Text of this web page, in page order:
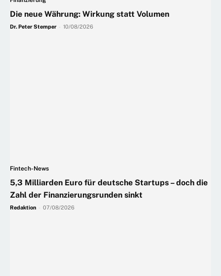
Die neue Währung: Wirkung statt Volumen
Dr. Peter Stemper 10/08/2026
Fintech-News
5,3 Milliarden Euro für deutsche Startups – doch die
Zahl der Finanzierungsrunden sinkt
Redaktion 07/08/2026